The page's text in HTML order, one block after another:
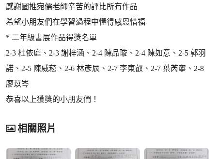
感謝圖推宛儒老師辛苦的評比所有作品
希望小朋友們在學習過程中懂得感恩惜福
* 二年級書展作品得獎名單
2-3 杜依庭、2-3 謝梓涵、2-4 陳品璇、2-4 陳如意、2-5 郭羽
諾、2-5 陳威菘、2-6 林彥辰、2-7 李東叡、2-7 葉芮寧、2-8
廖苡岑
恭喜以上獲獎的小朋友們！
相關照片